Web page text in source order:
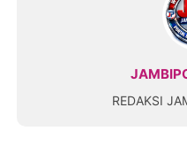
REDAKSI